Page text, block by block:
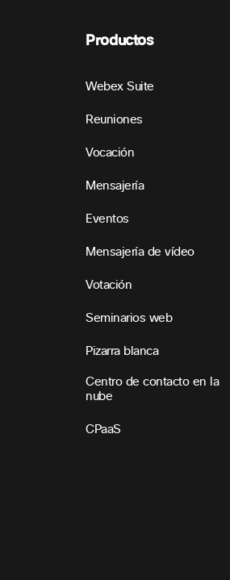
Productos
Webex Suite
Reuniones
Vocación
Mensajería
Eventos
Mensajería de vídeo
Votación
Seminarios web
Pizarra blanca
Centro de contacto en la
nube
CPaaS